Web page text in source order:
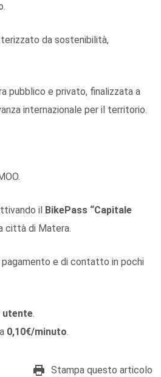
da sostenibilità,
pubblico e privato, finalizzata a
internazionale per il territorio.
il BikePass “Capitale
città di Matera.
e di contatto in pochi
utente.
0,10€/minuto.
Stampa questo articolo